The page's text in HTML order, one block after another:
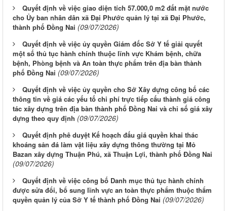
Quyết định về việc giao diện tích 57.000,0 m2 đất mặt nước
cho Ủy ban nhân dân xã Đại Phước quản lý tại xã Đại Phước,
thành phố Đồng Nai (09/07/2026)
Quyết định về việc ủy quyền Giám đốc Sở Y tế giải quyết
một số thủ tục hành chính thuộc lĩnh vực Khám bệnh, chữa
bệnh, Phòng bệnh và An toàn thực phẩm trên địa bàn thành
phố Đồng Nai (09/07/2026)
Quyết định về việc ủy quyền cho Sở Xây dựng công bố các
thông tin về giá các yếu tố chi phí trực tiếp cấu thành giá công
tác xây dựng trên địa bàn thành phố Đồng Nai và chỉ số giá xây
dựng theo quy định (09/07/2026)
Quyết định phê duyệt Kế hoạch đấu giá quyền khai thác
khoáng sản đá làm vật liệu xây dựng thông thường tại Mỏ
Bazan xây dựng Thuận Phú, xã Thuận Lợi, thành phố Đồng Nai
(09/07/2026)
Quyết định về việc công bố Danh mục thủ tục hành chính
được sửa đổi, bổ sung lĩnh vực an toàn thực phẩm thuộc thẩm
quyền quản lý của Sở Y tế thành phố Đồng Nai (09/07/2026)